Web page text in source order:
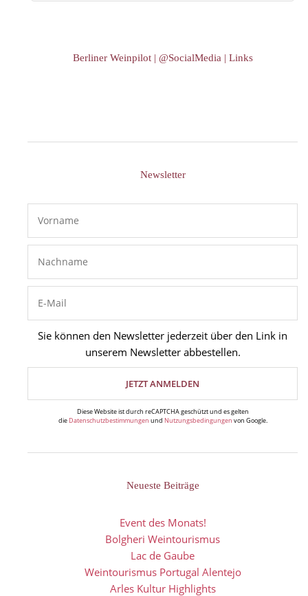
Berliner Weinpilot | @SocialMedia | Links
Newsletter
Sie können den Newsletter jederzeit über den Link in
unserem Newsletter abbestellen.
Diese Website ist durch reCAPTCHA geschützt und es gelten
die Datenschutzbestimmungen und Nutzungsbedingungen von Google.
Neueste Beiträge
Event des Monats!
Bolgheri Weintourismus
Lac de Gaube
Weintourismus Portugal Alentejo
Arles Kultur Highlights